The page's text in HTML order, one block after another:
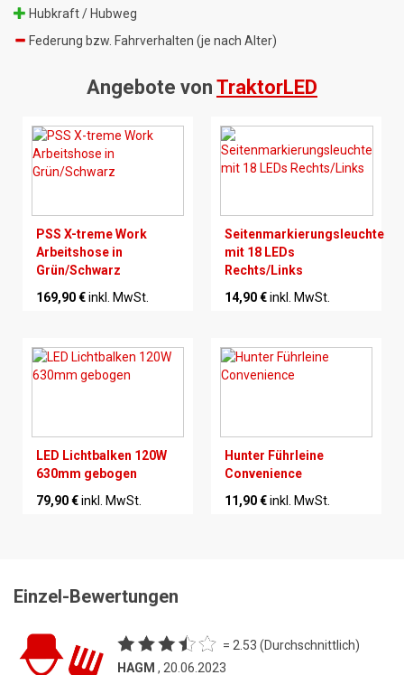
Hubkraft / Hubweg
Federung bzw. Fahrverhalten (je nach Alter)
Angebote von TraktorLED
PSS X-treme Work
Arbeitshose in
Grün/Schwarz
169,90 €inkl. MwSt.
Seitenmarkierungsleuchte
mit 18 LEDs
Rechts/Links
14,90 €inkl. MwSt.
LED Lichtbalken 120W
630mm gebogen
79,90 €inkl. MwSt.
Hunter Führleine
Convenience
11,90 €inkl. MwSt.
Einzel-Bewertungen
= 2.53 (Durchschnittlich)
HAGM , 20.06.2023